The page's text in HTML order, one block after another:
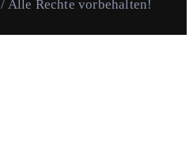
/ Alle Rechte vorbehalten!